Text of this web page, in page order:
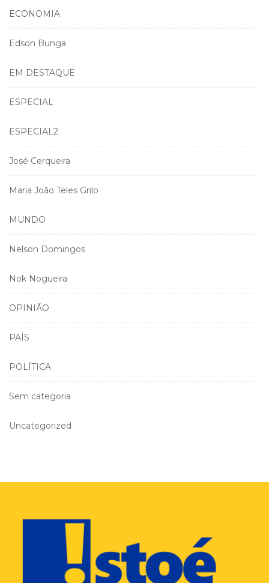
ECONOMIA
Edson Bunga
EM DESTAQUE
ESPECIAL
ESPECIAL2
José Cerqueira
Maria João Teles Grilo
MUNDO
Nelson Domingos
Nok Nogueira
OPINIÃO
PAÍS
POLÍTICA
Sem categoria
Uncategorized